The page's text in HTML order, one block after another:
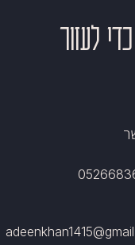
לעזור